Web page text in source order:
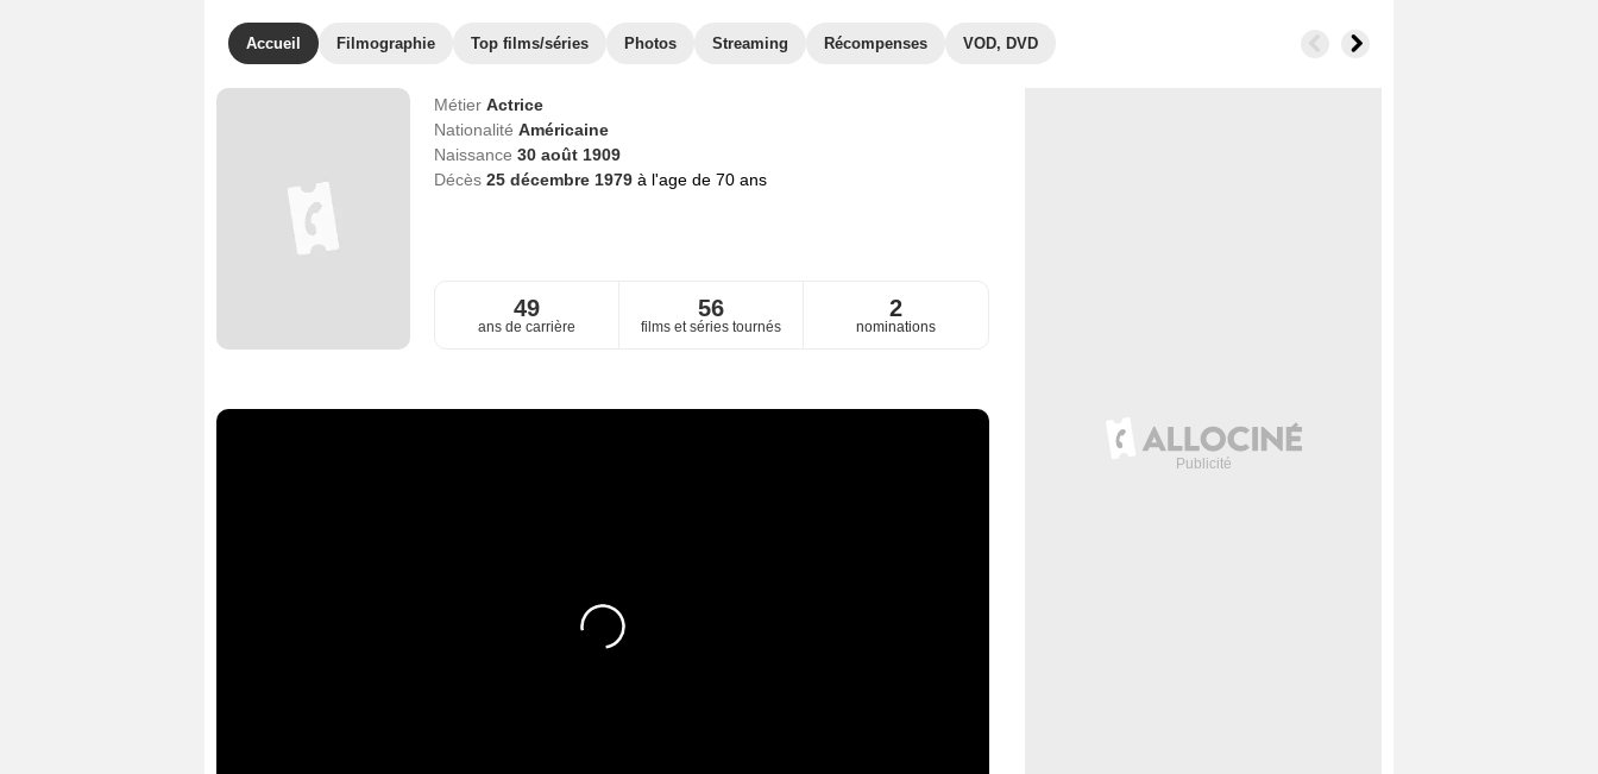
Accueil Filmographie Top films/séries Photos Streaming Récompenses VOD, DVD
Métier Actrice
Nationalité Américaine
Naissance 30 août 1909
Décès 25 décembre 1979 à l'age de 70 ans
49
ans de carrière
56
films et séries tournés
2
nominations